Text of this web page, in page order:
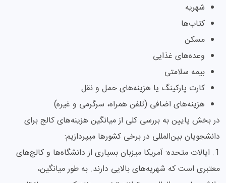
شهریه
کتاب‌ها
مسکن
وعده‌های غذایی
بیمه سلامتی
کارت پارکینگ یا هزینه‌های حمل و نقل
هزینه‌های اضافی (تلفن همراه، سرگرمی و غیره)
در بخش پایین به بررسی کلی از میانگین هزینه‌های کالج برای
دانشجویان بین‌المللی در برخی کشورها میپردازیم:
1. ایالات متحده: آمریکا میزبان بسیاری از دانشگاه‌ها و کالج‌های
معتبری است که شهریه‌های بالایی دارند. به طور میانگین،